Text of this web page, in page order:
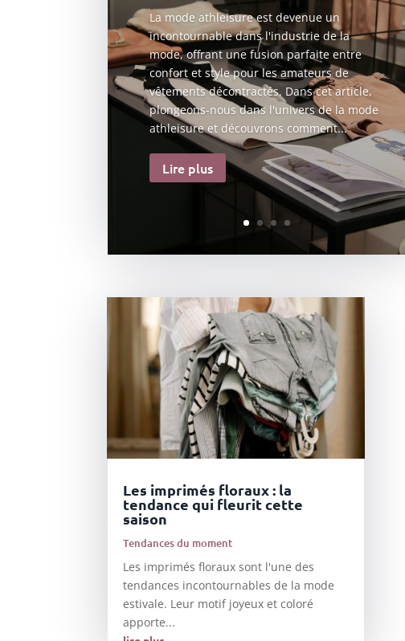
La mode athleisure est devenue un
incontournable dans l'industrie de la
mode, offrant une fusion parfaite entre
confort et style pour les amateurs de
vêtements décontractés. Dans cet article,
plongeons-nous dans l'univers de la mode
athleisure et découvrons comment...
Lire plus
Les imprimés floraux : la
tendance qui fleurit cette
saison
Tendances du moment
Les imprimés floraux sont l'une des
tendances incontournables de la mode
estivale. Leur motif joyeux et coloré
apporte...